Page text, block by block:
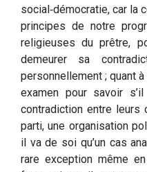
social‑démocratie, car la
principes de notre
religieuses du prêtre,
demeurer sa
personnellement ; quant
examen pour savoir
contradiction entre leurs
parti, une organisation
il va de soi qu’un cas
rare exception même